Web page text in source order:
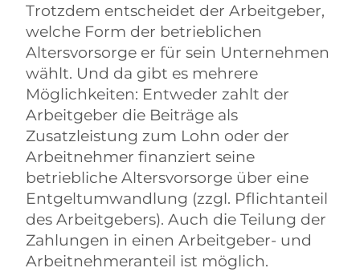
Trotzdem entscheidet der Arbeitgeber,
welche Form der betrieblichen
Altersvorsorge er für sein Unternehmen
wählt. Und da gibt es mehrere
Möglichkeiten: Entweder zahlt der
Arbeitgeber die Beiträge als
Zusatzleistung zum Lohn oder der
Arbeitnehmer finanziert seine
betriebliche Altersvorsorge über eine
Entgeltumwandlung (zzgl. Pflichtanteil
des Arbeitgebers). Auch die Teilung der
Zahlungen in einen Arbeitgeber- und
Arbeitnehmeranteil ist möglich.